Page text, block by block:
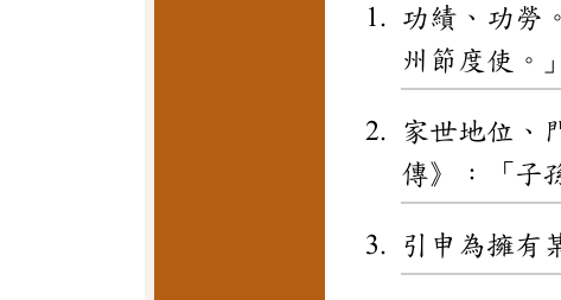
功績、功勞
州節度使。」
家世地位、
傳》：「子
引申為擁有